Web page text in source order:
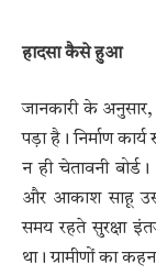
हादसा कैसे हुआ
जानकारी के
पड़ा है। निर्माण
न ही चेतावनी
और आकाश साहू
समय रहते सुरक्षा
था। ग्रामीणों का